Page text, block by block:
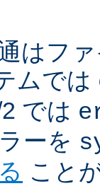
はフ
ムでは
では
ーを
こと